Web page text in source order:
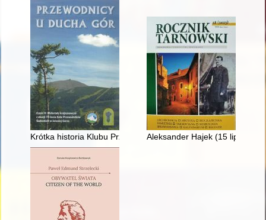
Krótka historia Klubu Przewodników im. Księcia Bolka I w
Aleksander Hajek (15 lipca